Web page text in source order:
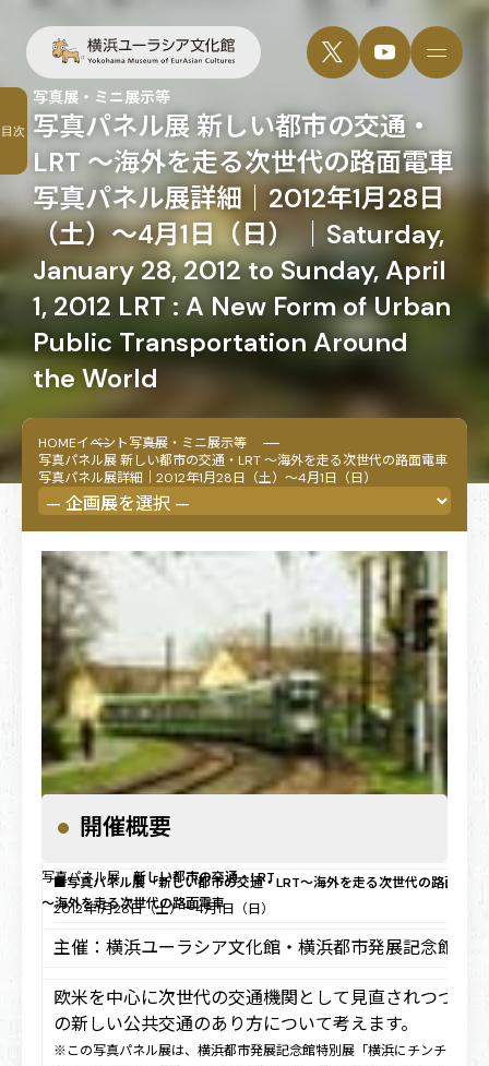
写真パネル展 新しい都市の交通・
LRT ～海外を走る次世代の路面電車
写真パネル展詳細｜2012年1月28日
（土）～4月1日（日） ｜Saturday,
January 28, 2012 to Sunday, April
1, 2012 LRT : A New Form of Urban
Public Transportation Around
the World
写真展・ミニ展示等
HOMEイベント写真展・ミニ展示等
写真パネル展 新しい都市の交通・LRT ～海外を走る次世代の路面電車
写真パネル展詳細｜2012年1月28日（土）～4月1日（日）
写真パネル展新しい都市の交通・LRT
～海外を走る次世代の路面電車
開催概要
■写真パネル展「新しい都市の交通・LRT〜海外を走る次世代の路面電車
2012年1月28日（土）〜4月1日（日）
主催：横浜ユーラシア文化館・横浜都市発展記念館
欧米を中心に次世代の交通機関として見直されつつあ
の新しい公共交通のあり方について考えます。
※この写真パネル展は、横浜都市発展記念館特別展「横浜にチンチン電
目次